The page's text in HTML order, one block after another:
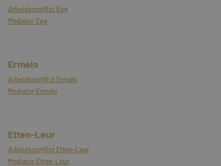
Arbeidsconflict Epe
Mediator Epe
Ermelo
Arbeidsconflict Ermelo
Mediator Ermelo
Etten-Leur
Arbeidsconflict Etten-Leur
Mediator Etten-Leur